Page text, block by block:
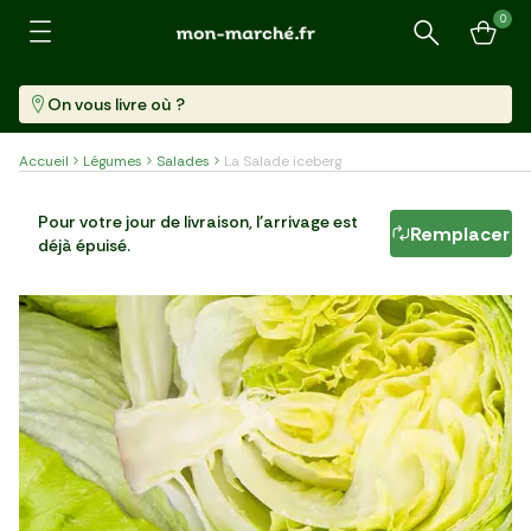
Recherche
0
On vous livre où ?
Accueil Légumes Salades La Salade iceberg
Pièce
Pour votre jour de livraison, l'arrivage est
déjà épuisé.
Remplacer